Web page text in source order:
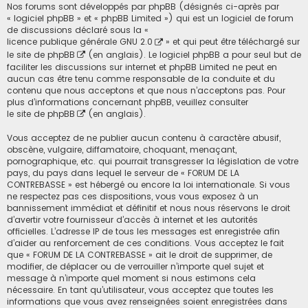
Nos forums sont développés par phpBB (désignés ci-après par
« logiciel phpBB » et « phpBB Limited ») qui est un logiciel de forum
de discussions déclaré sous la «
licence publique générale GNU 2.0
» et qui peut être téléchargé sur
le site de phpBB
(en anglais). Le logiciel phpBB a pour seul but de
faciliter les discussions sur internet et phpBB Limited ne peut en
aucun cas être tenu comme responsable de la conduite et du
contenu que nous acceptons et que nous n’acceptons pas. Pour
plus d’informations concernant phpBB, veuillez consulter
le site de phpBB
(en anglais).
Vous acceptez de ne publier aucun contenu à caractère abusif,
obscène, vulgaire, diffamatoire, choquant, menaçant,
pornographique, etc. qui pourrait transgresser la législation de votre
pays, du pays dans lequel le serveur de « FORUM DE LA
CONTREBASSE » est hébergé ou encore la loi internationale. Si vous
ne respectez pas ces dispositions, vous vous exposez à un
bannissement immédiat et définitif et nous nous réservons le droit
d’avertir votre fournisseur d’accès à internet et les autorités
officielles. L’adresse IP de tous les messages est enregistrée afin
d’aider au renforcement de ces conditions. Vous acceptez le fait
que « FORUM DE LA CONTREBASSE » ait le droit de supprimer, de
modifier, de déplacer ou de verrouiller n’importe quel sujet et
message à n’importe quel moment si nous estimons cela
nécessaire. En tant qu’utilisateur, vous acceptez que toutes les
informations que vous avez renseignées soient enregistrées dans